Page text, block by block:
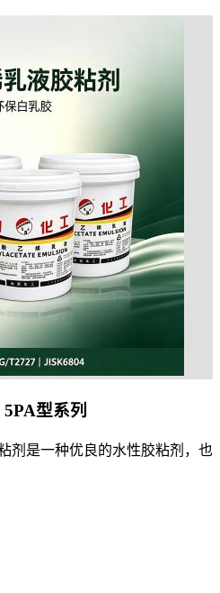
型系列
剂是一种优良的水性胶粘剂，也